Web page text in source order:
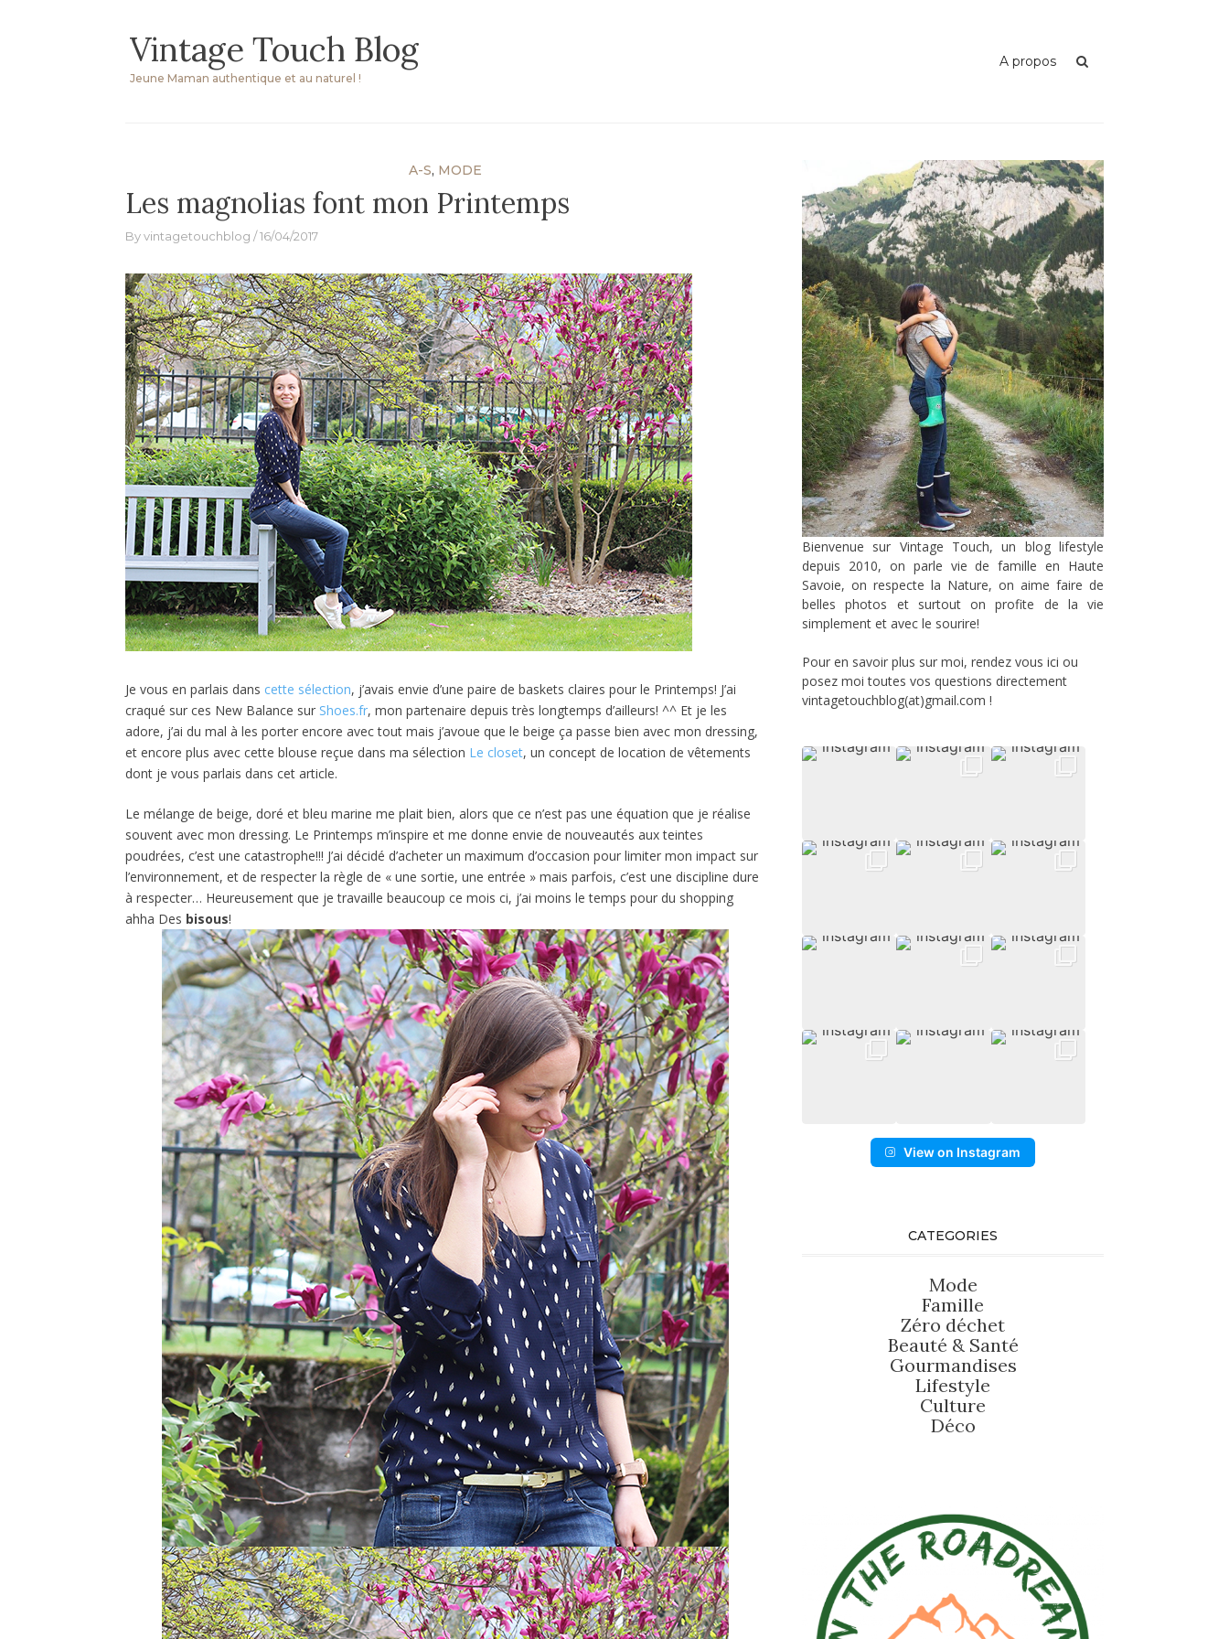
contentVintage Touch Blog
Jeune Maman authentique et au naturel !
A propos
A-S, MODE
Les magnolias font mon Printemps
Byvintagetouchblog 16/04/2017
Je vous en parlais dans cette sélection, j’avais envie d’une paire de baskets claires pour le Printemps! J’ai
craqué sur ces New Balance sur Shoes.fr, mon partenaire depuis très longtemps d’ailleurs! ^^ Et je les
adore, j’ai du mal à les porter encore avec tout mais j’avoue que le beige ça passe bien avec mon dressing,
et encore plus avec cette blouse reçue dans ma sélection Le closet, un concept de location de vêtements
dont je vous parlais dans cet article.
Le mélange de beige, doré et bleu marine me plait bien, alors que ce n’est pas une équation que je réalise
souvent avec mon dressing. Le Printemps m’inspire et me donne envie de nouveautés aux teintes
poudrées, c’est une catastrophe!!! J’ai décidé d’acheter un maximum d’occasion pour limiter mon impact sur
l’environnement, et de respecter la règle de « une sortie, une entrée » mais parfois, c’est une discipline dure
à respecter… Heureusement que je travaille beaucoup ce mois ci, j’ai moins le temps pour du shopping
ahha Des bisous!
Bienvenue sur Vintage Touch, un blog lifestyle
depuis 2010, on parle vie de famille en Haute
Savoie, on respecte la Nature, on aime faire de
belles photos et surtout on profite de la vie
simplement et avec le sourire!
Pour en savoir plus sur moi, rendez vous ici ou
posez moi toutes vos questions directement
vintagetouchblog(at)gmail.com !
View on Instagram
CATEGORIES
Mode
Famille
Zéro déchet
Beauté & Santé
Gourmandises
Lifestyle
Culture
Déco